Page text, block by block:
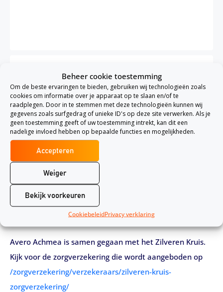
Beheer cookie toestemming
Om de beste ervaringen te bieden, gebruiken wij technologieën zoals
cookies om informatie over je apparaat op te slaan en/of te
raadplegen. Door in te stemmen met deze technologieën kunnen wij
gegevens zoals surfgedrag of unieke ID's op deze site verwerken. Als je
geen toestemming geeft of uw toestemming intrekt, kan dit een
nadelige invloed hebben op bepaalde functies en mogelijkheden.
Accepteren
Weiger
Bekijk voorkeuren
CookiebeleidPrivacy verklaring
Waarom Avéro Achmea zorgverzekering
Avéro Achmea zorgverzekering afsluiten en
vergelijken. Vergelijk met zorgverzekeringen van
alle aanbieders. Vind de beste verzekeraar voor
jouw zorg via Verzekering.nl
Avero Achmea is samen gegaan met het Zilveren Kruis.
Kijk voor de zorgverzekering die wordt aangeboden op
/zorgverzekering/verzekeraars/zilveren-kruis-
zorgverzekering/